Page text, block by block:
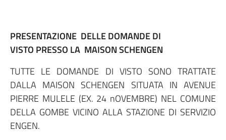
PRESENTAZIONE DELLE DOMANDE DI
VISTO PRESSO LA MAISON SCHENGEN
TUTTE LE DOMANDE DI VISTO SONO TRATTATE
DALLA MAISON SCHENGEN SITUATA IN AVENUE
PIERRE MULELE (EX. 24 nOVEMBRE) NEL COMUNE
DELLA GOMBE VICINO ALLA STAZIONE DI SERVIZIO
ENGEN.